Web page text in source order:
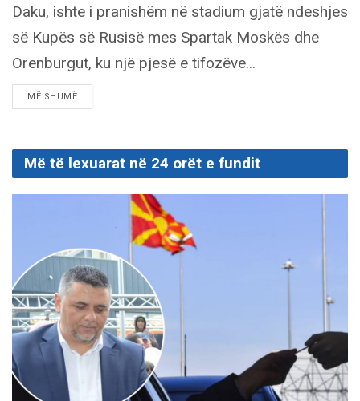
Daku, ishte i pranishëm në stadium gjatë ndeshjes
së Kupës së Rusisë mes Spartak Moskës dhe
Orenburgut, ku një pjesë e tifozëve...
MË SHUMËDETAILS
Më të lexuarat në 24 orët e fundit